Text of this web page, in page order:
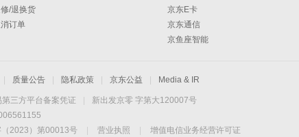
/退换货
订单
京东E卡
京东通信
京鱼座智能
质量公告 隐私政策 京东公益 Media & IR
三方平台备案凭证
新出发京零 字第大120007号
（2023）第00013号 营业执照 增值电信业务经营许可证